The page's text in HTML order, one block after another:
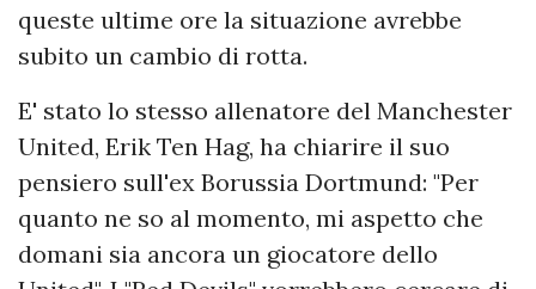
queste ultime ore la situazione avrebbe
subito un cambio di rotta.
E' stato lo stesso allenatore del Manchester
United, Erik Ten Hag, ha chiarire il suo
pensiero sull'ex Borussia Dortmund: "Per
quanto ne so al momento, mi aspetto che
domani sia ancora un giocatore dello